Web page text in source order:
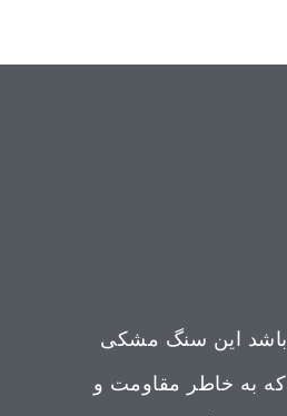
این سنگ مشکی
که به خاطر مقاومت و